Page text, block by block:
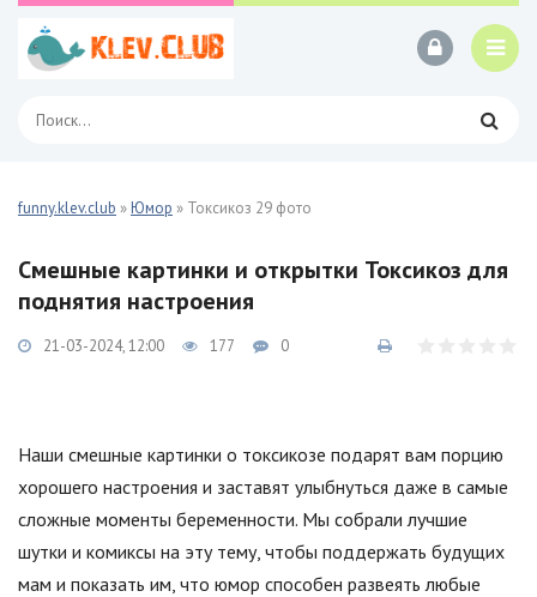
funny.klev.club »Юмор » Токсикоз 29 фото
Смешные картинки и открытки Токсикоз для
поднятия настроения
21-03-2024, 12:00 177 0
Наши смешные картинки о токсикозе подарят вам порцию
хорошего настроения и заставят улыбнуться даже в самые
сложные моменты беременности. Мы собрали лучшие
шутки и комиксы на эту тему, чтобы поддержать будущих
мам и показать им, что юмор способен развеять любые